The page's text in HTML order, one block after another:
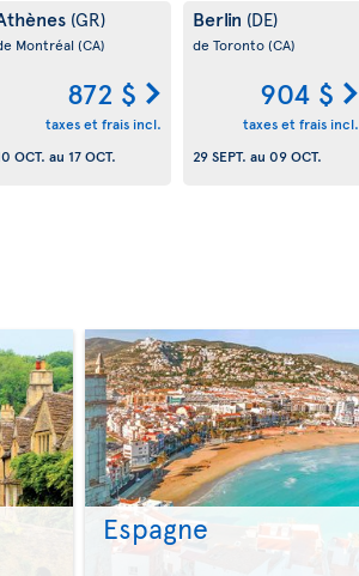
(GR)
Montréal (CA)
872 $
taxes et frais incl.
OCT. au 17 OCT.
Berlin (DE)
de Toronto(CA)
904 $
taxes et frais incl.
29 SEPT. au 09 OCT.
Espagne